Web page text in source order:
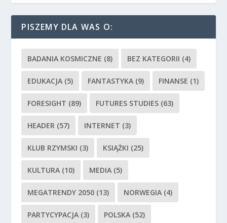
PISZEMY DLA WAS O:
BADANIA KOSMICZNE (8) BEZ KATEGORII (4)
EDUKACJA (5) FANTASTYKA (9) FINANSE (1)
FORESIGHT (89) FUTURES STUDIES (63)
HEADER (57) INTERNET (3)
KLUB RZYMSKI (3) KSIĄŻKI (25)
KULTURA (10) MEDIA (5)
MEGATRENDY 2050 (13) NORWEGIA (4)
PARTYCYPACJA (3) POLSKA (52)